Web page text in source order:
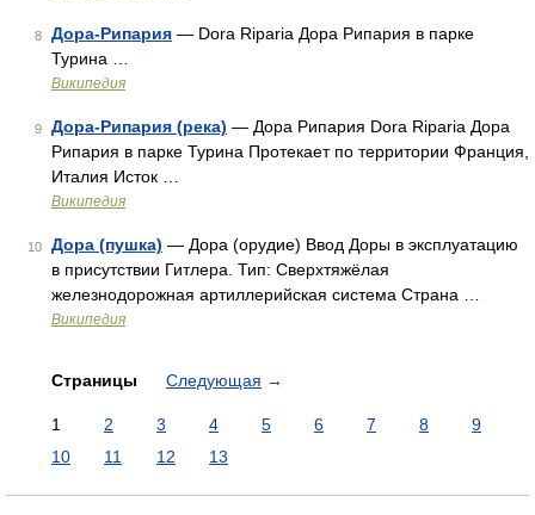
8 Дора-Рипария — Dora Riparia Дора Рипария в парке
Турина …
Википедия
9 Дора-Рипария (река) — Дора Рипария Dora Riparia Дора
Рипария в парке Турина Протекает по территории Франция,
Италия Исток …
Википедия
10 Дора (пушка) — Дора (орудие) Ввод Доры в эксплуатацию
в присутствии Гитлера. Тип: Сверхтяжёлая
железнодорожная артиллерийская система Страна …
Википедия
Страницы Следующая →
1 2 3 4 5 6 7 8
9
10
11 12 13